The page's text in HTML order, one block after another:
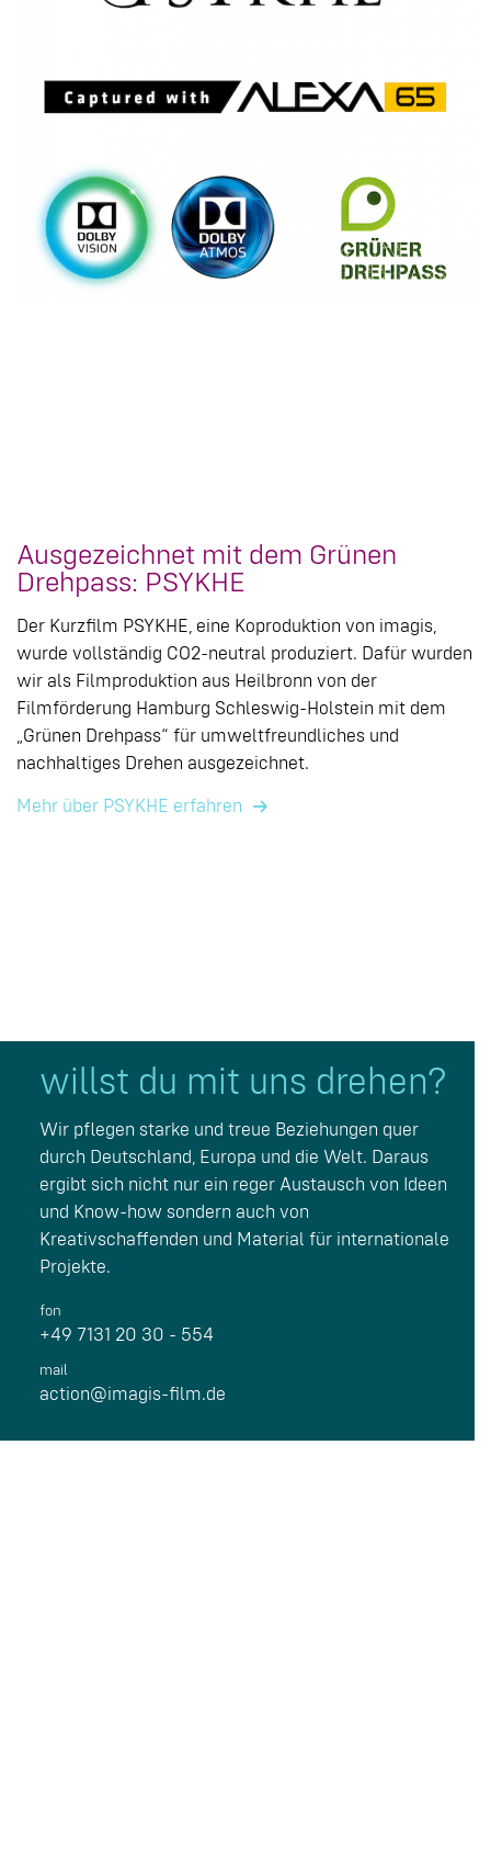
Ausgezeichnet mit dem Grünen
Drehpass: PSYKHE
Der Kurzfilm PSYKHE, eine Koproduktion von imagis,
wurde vollständig CO2-neutral produziert. Dafür wurden
wir als Filmproduktion aus Heilbronn von der
Filmförderung Hamburg Schleswig-Holstein mit dem
„Grünen Drehpass“ für umweltfreundliches und
nachhaltiges Drehen ausgezeichnet.
Mehr über PSYKHE erfahren
willst du mit uns drehen?
Wir pflegen starke und treue Beziehungen quer
durch Deutschland, Europa und die Welt. Daraus
ergibt sich nicht nur ein reger Austausch von Ideen
und Know-how sondern auch von
Kreativschaffenden und Material für internationale
Projekte.
fon
+49 7131 20 30 - 554
mail
action@imagis-film.de